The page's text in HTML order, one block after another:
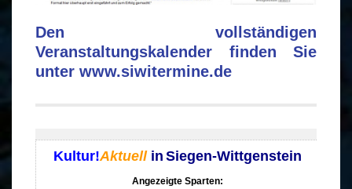
Den vollständigen
Veranstaltungskalender finden Sie
unter www.siwitermine.de